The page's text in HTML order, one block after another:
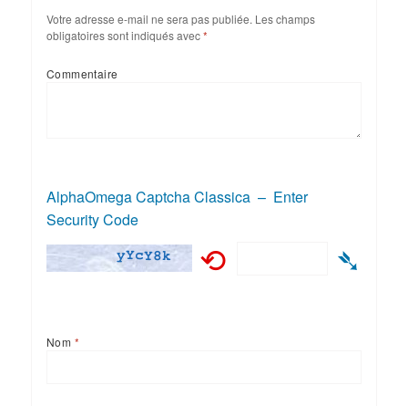
Votre adresse e-mail ne sera pas publiée. Les champs
obligatoires sont indiqués avec*
Commentaire
AlphaOmega Captcha Classica – Enter
Security Code
⟲ ➴
Nom *